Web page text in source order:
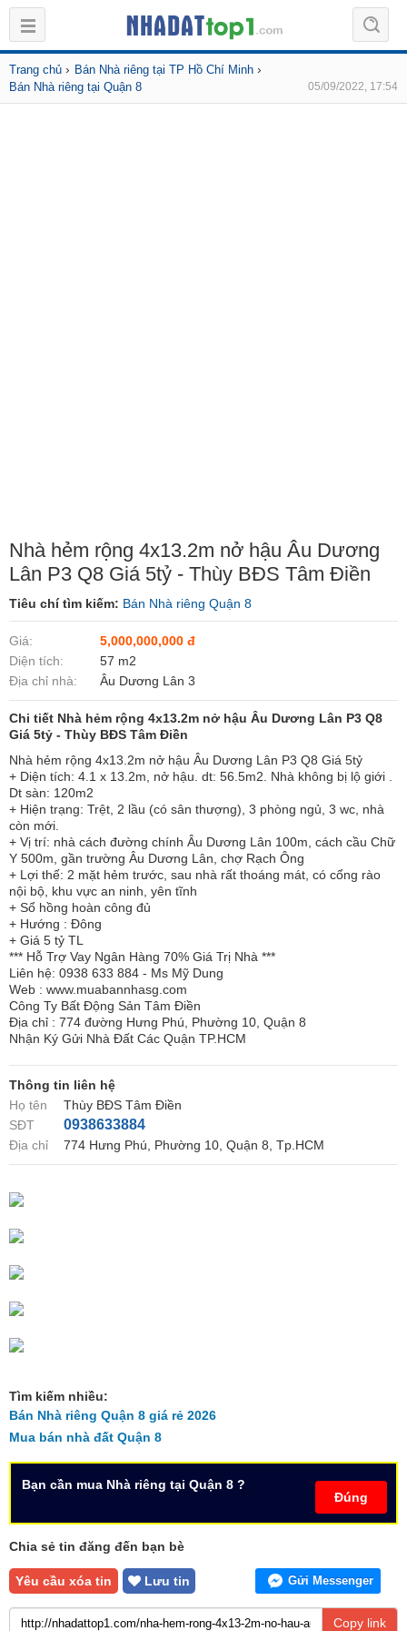
Trang chủ › Bán Nhà riêng tại TP Hồ Chí Minh ›
Bán Nhà riêng tại Quận 8 05/09/2022, 17:54
Nhà hẻm rộng 4x13.2m nở hậu Âu Dương
Lân P3 Q8 Giá 5tỷ - Thùy BĐS Tâm Điền
Tiêu chí tìm kiếm: Bán Nhà riêng Quận 8
Giá:
5,000,000,000 đ
Diện tích:
57 m2
Địa chỉ nhà:
Âu Dương Lân 3
Chi tiết Nhà hẻm rộng 4x13.2m nở hậu Âu Dương Lân P3 Q8
Giá 5tỷ - Thùy BĐS Tâm Điền
Nhà hẻm rộng 4x13.2m nở hậu Âu Dương Lân P3 Q8 Giá 5tỷ
+ Diện tích: 4.1 x 13.2m, nở hậu. dt: 56.5m2. Nhà không bị lộ giới .
Dt sàn: 120m2
+ Hiện trạng: Trệt, 2 lầu (có sân thượng), 3 phòng ngủ, 3 wc, nhà
còn mới.
+ Vị trí: nhà cách đường chính Âu Dương Lân 100m, cách cầu Chữ
Y 500m, gần trường Âu Dương Lân, chợ Rạch Ông
+ Lợi thế: 2 mặt hẻm trước, sau nhà rất thoáng mát, có cổng rào
nội bộ, khu vực an ninh, yên tĩnh
+ Sổ hồng hoàn công đủ
+ Hướng : Đông
+ Giá 5 tỷ TL
*** Hỗ Trợ Vay Ngân Hàng 70% Giá Trị Nhà ***
Liên hệ: 0938 633 884 - Ms Mỹ Dung
Web : www.muabannhasg.com
Công Ty Bất Động Sản Tâm Điền
Địa chỉ : 774 đường Hưng Phú, Phường 10, Quận 8
Nhận Ký Gửi Nhà Đất Các Quận TP.HCM
Thông tin liên hệ
Họ tên
Thùy BĐS Tâm Điền
SĐT
0938633884
Địa chỉ 774 Hưng Phú, Phường 10, Quận 8, Tp.HCM
Tìm kiếm nhiều:
Bán Nhà riêng Quận 8 giá rẻ 2026
Mua bán nhà đất Quận 8
Đúng
Bạn cần mua Nhà riêng tại Quận 8 ?
Chia sẻ tin đăng đến bạn bè
Yêu cầu xóa tin Lưu tin Gửi Messenger
Copy link